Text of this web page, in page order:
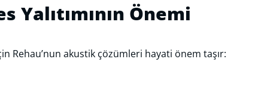
Yalıtımının Önemi
Rehau’nun akustik çözümleri hayati önem taşır: